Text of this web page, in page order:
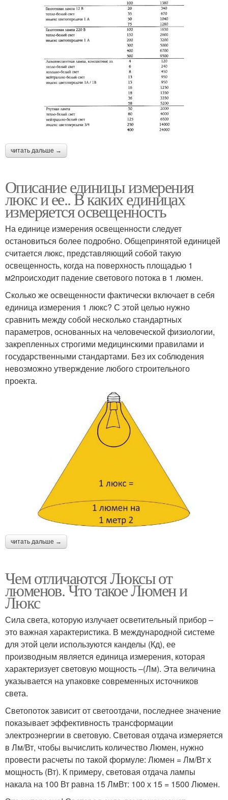
читать дальше →
Описание единицы измерения
люкс и ее.. В каких единицах
измеряется освещенность
На единице измерения освещенности следует
остановиться более подробно. Общепринятой единицей
считается люкс, представляющий собой такую
освещенность, когда на поверхность площадью 1
м2происходит падение светового потока в 1 люмен.
Сколько же освещенности фактически включает в себя
единица измерения 1 люкс? С этой целью нужно
сравнить между собой несколько стандартных
параметров, основанных на человеческой физиологии,
закрепленных строгими медицинскими правилами и
государственными стандартами. Без их соблюдения
невозможно утверждение любого строительного
проекта.
читать дальше →
Чем отличаются Люксы от
люменов. Что такое Люмен и
Люкс
Сила света, которую излучает осветительный прибор –
это важная характеристика. В международной системе
для этой цели используются канделы (Кд), ее
производным является единица измерения, которая
характеризует световую мощность –(Лм). Эта величина
указывается на упаковке современных источников
света.
Светопоток зависит от светоотдачи, последнее значение
показывает эффективность трансформации
электроэнергии в световую. Световая отдача измеряется
в Лм/Вт, чтобы вычислить количество Люмен, нужно
провести расчеты по такой формуле: Люмен = Лм/Вт х
мощность (Вт). К примеру, световая отдача лампы
накала на 100 Вт равна 15 ЛмВт: 100 х 15 = 1500 Люмен.